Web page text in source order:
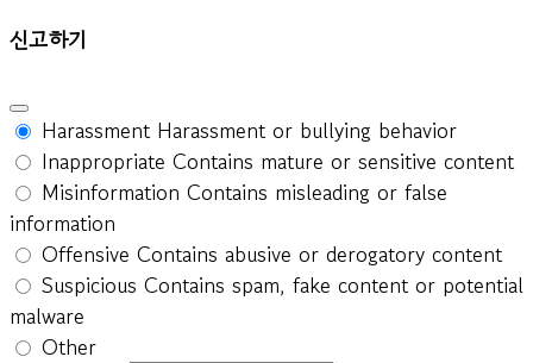
신고하기
Harassment Harassment or bullying behavior
Inappropriate Contains mature or sensitive content
Misinformation Contains misleading or false
information
Offensive Contains abusive or derogatory content
Suspicious Contains spam, fake content or potential
malware
Other